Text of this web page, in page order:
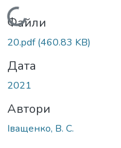
Вантажиться...
Файли
20.pdf(460.83 KB)
Дата
2021
Автори
Іващенко, В. С.